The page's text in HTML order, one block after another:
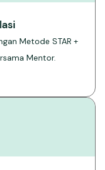
Metode STAR +
Mentor.